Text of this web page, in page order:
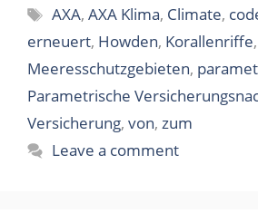
Tags
AXA,AXA Klima, Climate,
erneuert, Howden, Korallenriffe,
Meeresschutzgebieten,
Parametrische
Versicherung, von, zum
Leave a comment